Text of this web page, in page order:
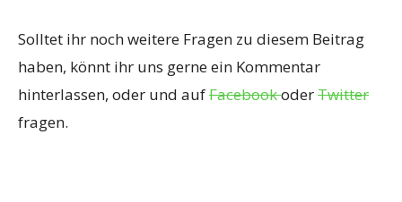
Solltet ihr noch weitere Fragen zu diesem Beitrag
haben, könnt ihr uns gerne ein Kommentar
hinterlassen, oder und aufFacebookoderTwitter
fragen.